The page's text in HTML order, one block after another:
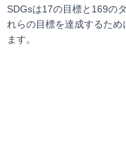
SDGsは17の目標と169の
れらの目標を達成するた
ます。